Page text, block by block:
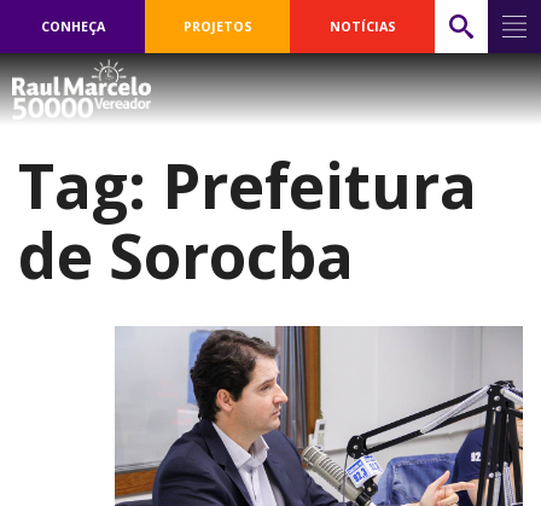
CONHEÇA PROJETOS NOTÍCIAS
Tag: Prefeitura
de Sorocba